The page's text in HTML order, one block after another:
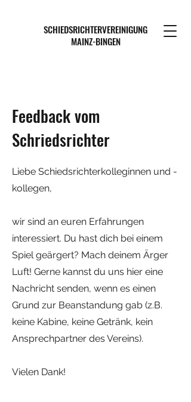
SCHIEDSRICHTERVEREINIGUNG
MAINZ-BINGEN
Feedback vom
Schriedsrichter
Liebe Schiedsrichterkolleginnen und -
kollegen,
wir sind an euren Erfahrungen
interessiert. Du hast dich bei einem
Spiel geärgert? Mach deinem Ärger
Luft! Gerne kannst du uns hier eine
Nachricht senden, wenn es einen
Grund zur Beanstandung gab (z.B.
keine Kabine, keine Getränk, kein
Ansprechpartner des Vereins).
Vielen Dank!